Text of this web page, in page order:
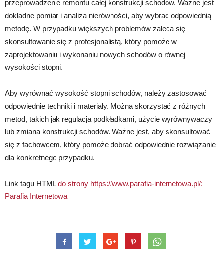
przeprowadzenie remontu całej konstrukcji schodów. Ważne jest
dokładne pomiar i analiza nierówności, aby wybrać odpowiednią
metodę. W przypadku większych problemów zaleca się
skonsultowanie się z profesjonalistą, który pomoże w
zaprojektowaniu i wykonaniu nowych schodów o równej
wysokości stopni.
Aby wyrównać wysokość stopni schodów, należy zastosować
odpowiednie techniki i materiały. Można skorzystać z różnych
metod, takich jak regulacja podkładkami, użycie wyrównywaczy
lub zmiana konstrukcji schodów. Ważne jest, aby skonsultować
się z fachowcem, który pomoże dobrać odpowiednie rozwiązanie
dla konkretnego przypadku.
Link tagu HTMLdo strony https://www.parafia-internetowa.pl/:
Parafia Internetowa